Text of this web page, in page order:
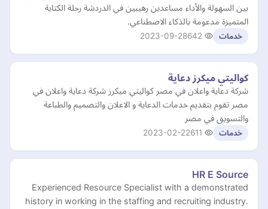
بين السهولة والأداء مساعدين رهيبين في الدردشة رحلة الكتابة
المتميزة مدعومة بالذكاء الاصطناعي.
خدمات 2023-09-28
كواليتي ميكرز دعاية
شركة دعاية واعلان في مصر كواليتي ميكرز شركة دعاية واعلان في
مصر تقوم بتقديم خدمات الدعاية و الاعلان والتصميم والطباعة
والتسويق في مصر
خدمات 2023-02-22
HR E Source
Experienced Resource Specialist with a demonstrated
history in working in the staffing and recruiting industry.